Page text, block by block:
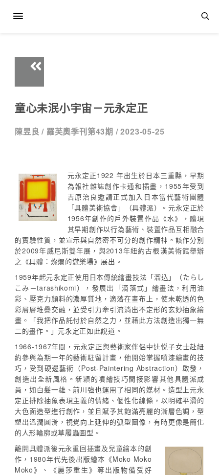
童心未泯小宇宙－元永定正
陳昱良 / 羅芙奧季刊第43期 /2023-05-25
元永定正1922 年出生於日本三重縣，早期
為報社雜誌創作卡通和插畫，1955年受到
吉原治良邀請正式加入日本當代藝術團體
「具體美術協會」（具體派）。元永定正於
1956年創作的戶外裝置作品《水》，體現
其早期創作以行為藝術、裝置作品互相融合
的實驗性質，並宣示與自然密不可分的創作精神。該作分別
於2009年威尼斯雙年展，與2013年紐約古根漢美術館舉辦
之《具體：燦爛的遊樂場》展出。
1959年起元永定正使用日本傳統繪畫技法「溜込」（たらし
こみ－tarashikomi），發展出「滴落式」繪畫法，利用油
彩、壓克力顏料的濃厚質地，滴落在畫布上，使未乾透的色
彩層層堆疊交融，並受引力牽引流淌出不定形的玄妙抽象繪
畫。「我把作品託付於自然之力，並藉此方法創造出獨一無
二的畫作。」元永定正如此說道。
1966-1967年間，元永定正與藝術家伴侶中辻悦子女士赴紐
約參與為期一年的藝術駐留計畫，他開始掌握噴漆繪畫的技
巧，受到硬邊藝術（Post-Paintering Abstraction）啟發，
創造出全新風格。新穎的噴繪技巧間接影響其他具體派成
員，如白髮一雄、前川強也運用了相同的媒材。造型上元永
定正排除抽象表現主義的情緒、個性化線條，以明確平滑的
大色面造型進行創作，並且賦予其飽滿亮麗的漸層色調，型
塑出溫潤圓滑，視覺向上延伸的弧型圖像，有時更像是簡化
的人形輪廓或草履蟲圖型。
離開具體派後元永重回插畫及兒童繪本的創
作，1980年代先後出版繪本《Moko Moko
Moko》、《麗莎重生》等出版物備受好